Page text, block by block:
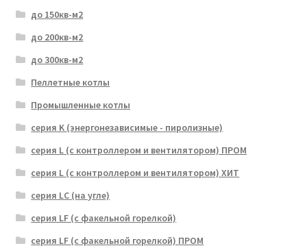
до 150кв-м2
до 200кв-м2
до 300кв-м2
Пеллетные котлы
Промышленные котлы
серия K (энергонезависимые - пиролизные)
серия L (с контроллером и вентилятором) ПРОМ
серия L (с контроллером и вентилятором) ХИТ
серия LC (на угле)
серия LF (с факельной горелкой)
серия LF (с факельной горелкой) ПРОМ